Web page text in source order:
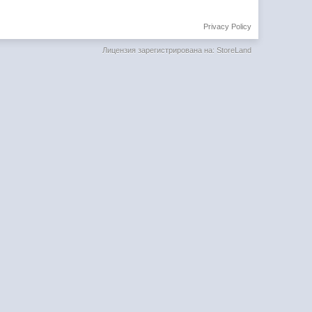
Privacy Policy
Лицензия зарегистрирована на: StoreLand